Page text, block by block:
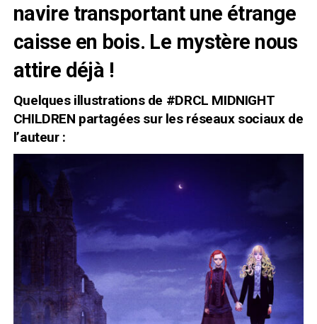
navire transportant une étrange
caisse en bois. Le mystère nous
attire déjà !
Quelques illustrations de #DRCL MIDNIGHT
CHILDREN partagées sur les réseaux sociaux de
l’auteur :